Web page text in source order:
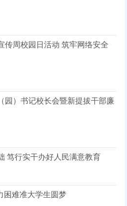
传周校园日活动 筑牢网络安全
园）书记校长会暨新提拔干部廉
笃行实干办好人民满意教育
困难准大学生圆梦